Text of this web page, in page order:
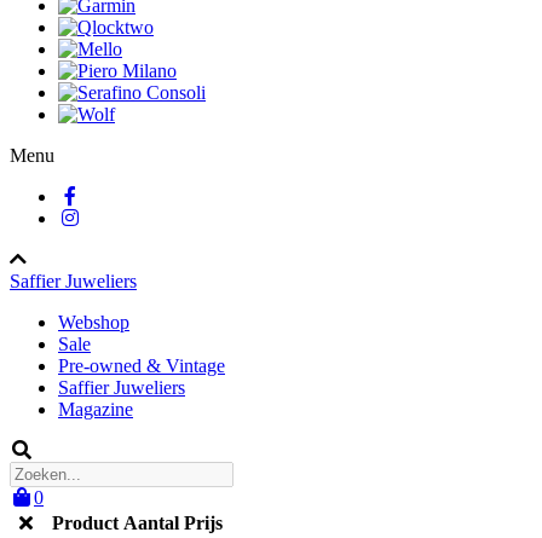
Menu
Saffier Juweliers
Webshop
Sale
Pre-owned & Vintage
Saffier Juweliers
Magazine
0
Product Aantal Prijs